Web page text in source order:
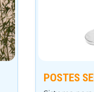
POSTES